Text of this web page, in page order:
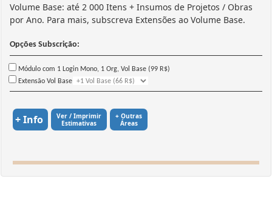
Volume Base: até 2 000 Itens + Insumos de Projetos / Obras
por Ano. Para mais, subscreva Extensões ao Volume Base.
Opções Subscrição:
Módulo com 1 Login Mono, 1 Org, Vol Base (99 R$)
Extensão Vol Base
+ Info
Ver / Imprimir
Estimativas
+ Outras
Áreas